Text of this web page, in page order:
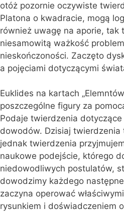
otóż pozornie oczywiste
Platona o kwadracie, mogą
również uwagę na aporie, tak
niesamowitą ważkość
nieskończoności. Zaczęto
a pojęciami dotyczącymi
Euklides na kartach
poszczególne figury za
Podaje twierdzenia
dowodów. Dzisiaj twierdzenia
jednak twierdzenia
naukowe podejście, którego
niedowodliwych postulatów,
dowodzimy każdego
zaczyna operować
rysunkiem i doświadczeniem